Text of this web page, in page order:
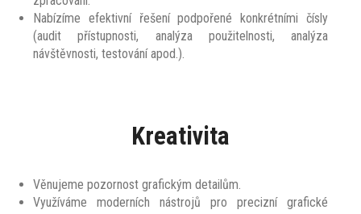
Nabízíme efektivní řešení podpořené konkrétními čísly
(audit přístupnosti, analýza použitelnosti, analýza
návštěvnosti, testování apod.).
Kreativita
Věnujeme pozornost grafickým detailům.
Využíváme moderních nástrojů pro precizní grafické